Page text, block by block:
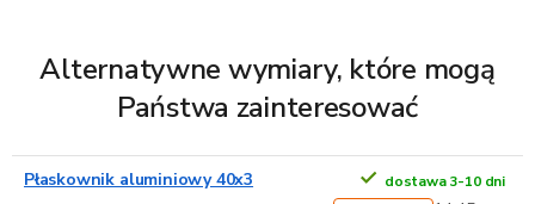
Alternatywne wymiary, które mogą
Państwa zainteresować
Płaskownik aluminiowy 40x3 dostawa 3-10 dni